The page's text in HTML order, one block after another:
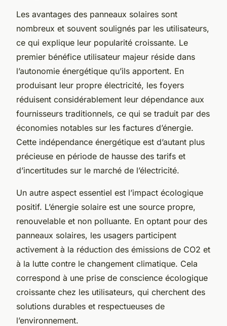
Les avantages des panneaux solaires sont
nombreux et souvent soulignés par les utilisateurs,
ce qui explique leur popularité croissante. Le
premier bénéfice utilisateur majeur réside dans
l’autonomie énergétique qu’ils apportent. En
produisant leur propre électricité, les foyers
réduisent considérablement leur dépendance aux
fournisseurs traditionnels, ce qui se traduit par des
économies notables sur les factures d’énergie.
Cette indépendance énergétique est d’autant plus
précieuse en période de hausse des tarifs et
d’incertitudes sur le marché de l’électricité.
Un autre aspect essentiel est l’impact écologique
positif. L’énergie solaire est une source propre,
renouvelable et non polluante. En optant pour des
panneaux solaires, les usagers participent
activement à la réduction des émissions de CO2 et
à la lutte contre le changement climatique. Cela
correspond à une prise de conscience écologique
croissante chez les utilisateurs, qui cherchent des
solutions durables et respectueuses de
l’environnement.